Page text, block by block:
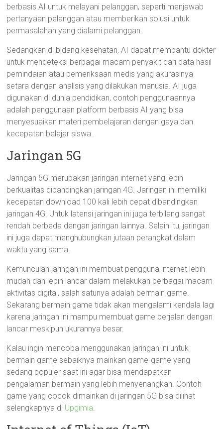
berbasis AI untuk melayani pelanggan, seperti menjawab
pertanyaan pelanggan atau memberikan solusi untuk
permasalahan yang dialami pelanggan.
Sedangkan di bidang kesehatan, AI dapat membantu dokter
untuk mendeteksi berbagai macam penyakit dari data hasil
pemindaian atau pemeriksaan medis yang akurasinya
setara dengan analisis yang dilakukan manusia. AI juga
digunakan di dunia pendidikan, contoh penggunaannya
adalah penggunaan platform berbasis AI yang bisa
menyesuaikan materi pembelajaran dengan gaya dan
kecepatan belajar siswa.
Jaringan 5G
Jaringan 5G merupakan jaringan internet yang lebih
berkualitas dibandingkan jaringan 4G. Jaringan ini memiliki
kecepatan download 100 kali lebih cepat dibandingkan
jaringan 4G. Untuk latensi jaringan ini juga terbilang sangat
rendah berbeda dengan jaringan lainnya. Selain itu, jaringan
ini juga dapat menghubungkan jutaan perangkat dalam
waktu yang sama.
Kemunculan jaringan ini membuat pengguna internet lebih
mudah dan lebih lancar dalam melakukan berbagai macam
aktivitas digital, salah satunya adalah bermain game.
Sekarang bermain game tidak akan mengalami kendala lagi
karena jaringan ini mampu membuat game berjalan dengan
lancar meskipun ukurannya besar.
Kalau ingin mencoba menggunakan jaringan ini untuk
bermain game sebaiknya mainkan game-game yang
sedang populer saat ini agar bisa mendapatkan
pengalaman bermain yang lebih menyenangkan. Contoh
game yang cocok dimainkan di jaringan 5G bisa dilihat
selengkapnya di Upgimia